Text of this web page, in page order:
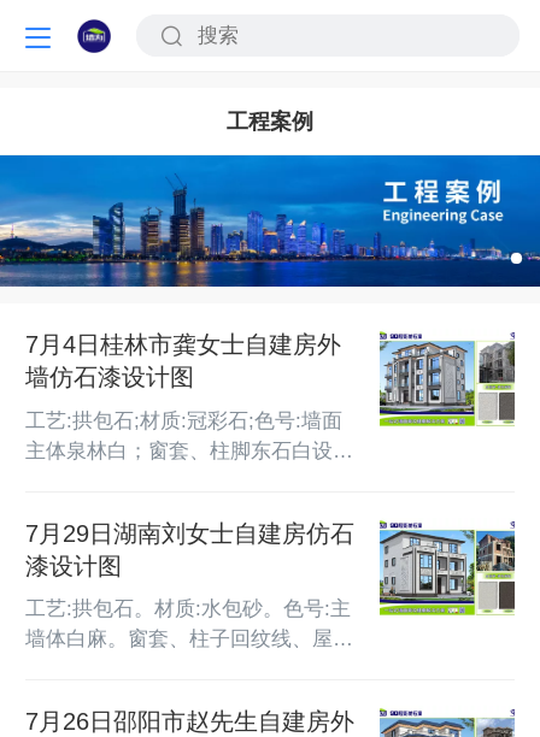
工程案例
7月4日桂林市龚女士自建房外
墙仿石漆设计图
工艺:拱包石;材质:冠彩石;色号:墙面
主体泉林白；窗套、柱脚东石白设计
7月29日湖南刘女士自建房仿石
漆设计图
工艺:拱包石。材质:水包砂。色号:主
墙体白麻。窗套、柱子回纹线、屋、
7月26日邵阳市赵先生自建房外